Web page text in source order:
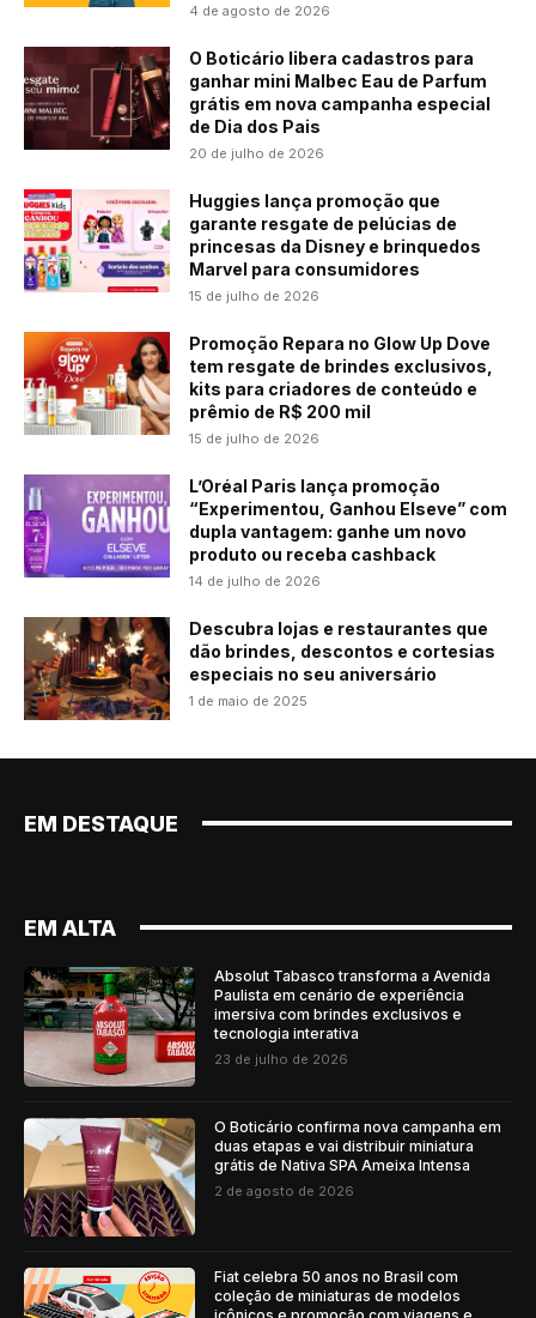
4 de agosto de 2026
O Boticário libera cadastros para
ganhar mini Malbec Eau de Parfum
grátis em nova campanha especial
de Dia dos Pais
20 de julho de 2026
Huggies lança promoção que
garante resgate de pelúcias de
princesas da Disney e brinquedos
Marvel para consumidores
15 de julho de 2026
Promoção Repara no Glow Up Dove
tem resgate de brindes exclusivos,
kits para criadores de conteúdo e
prêmio de R$ 200 mil
15 de julho de 2026
L’Oréal Paris lança promoção
“Experimentou, Ganhou Elseve” com
dupla vantagem: ganhe um novo
produto ou receba cashback
14 de julho de 2026
Descubra lojas e restaurantes que
dão brindes, descontos e cortesias
especiais no seu aniversário
1 de maio de 2025
EM DESTAQUE
EM ALTA
Absolut Tabasco transforma a Avenida
Paulista em cenário de experiência
imersiva com brindes exclusivos e
tecnologia interativa
23 de julho de 2026
O Boticário confirma nova campanha em
duas etapas e vai distribuir miniatura
grátis de Nativa SPA Ameixa Intensa
2 de agosto de 2026
Fiat celebra 50 anos no Brasil com
coleção de miniaturas de modelos